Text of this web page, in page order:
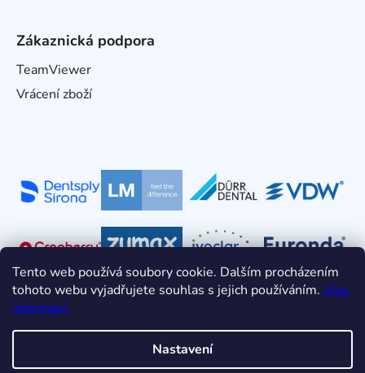
Tento web používá soubory cookie. Dalším procházením
tohoto webu vyjadřujete souhlas s jejich používáním. Více
informací.
Nastavení
Zákaznická podpora
TeamViewer
Vrácení zboží